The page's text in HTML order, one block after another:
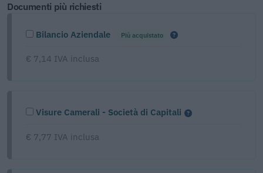
Documenti più richiesti
Bilancio Aziendale Più acquistato
€ 7,14 IVA inclusa
Visure Camerali - Società di Capitali
€ 7,77 IVA inclusa